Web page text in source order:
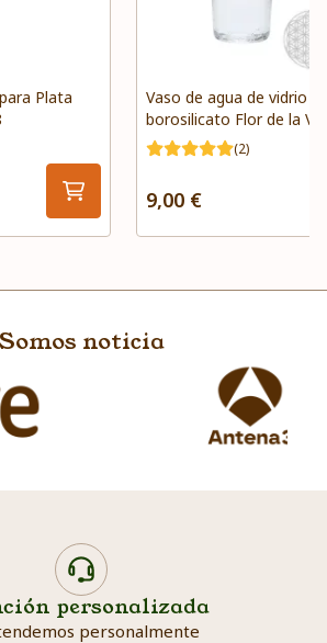
Plata
Vaso de agua de vidrio
borosilicato Flor de la
(2)
9,00 €
noticia
personalizada
personalmente